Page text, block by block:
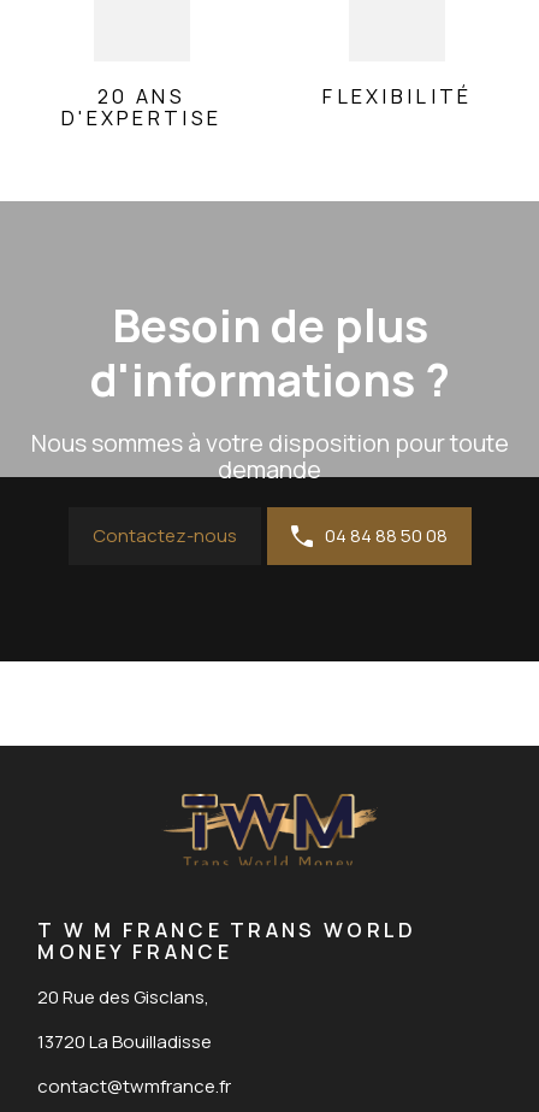
20 ANS
D'EXPERTISE
FLEXIBILITÉ
Besoin de plus
d'informations ?
Nous sommes à votre disposition pour toute
demande
Contactez-nous 04 84 88 50 08
T W M FRANCE TRANS WORLD
MONEY FRANCE
20 Rue des Gisclans,
13720 La Bouilladisse
contact@twmfrance.fr